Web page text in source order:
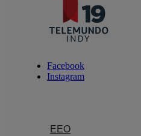
Facebook
Instagram
EEO